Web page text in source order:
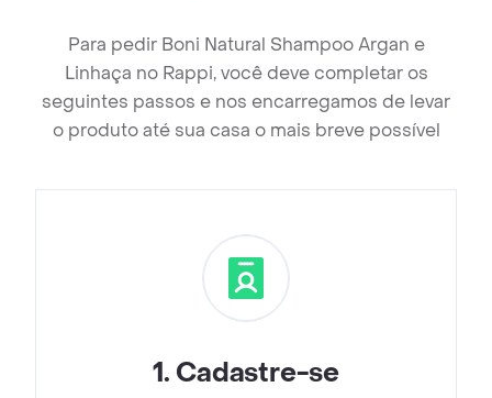
Para pedir Boni Natural Shampoo Argan e
Linhaça no Rappi, você deve completar os
seguintes passos e nos encarregamos de levar
o produto até sua casa o mais breve possível
1. Cadastre-se